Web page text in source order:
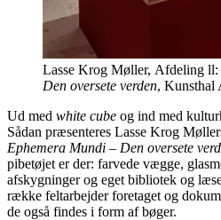
Lasse Krog Møller, Afdeling ll:
Den oversete verden, Kunsthal
Ud med white cube og ind med
Sådan præsenteres Lasse Krog
Ephemera Mundi – Den oversete
pibetøjet er der: farvede vægge,
afskygninger og eget bibliotek og
række feltarbejder foretaget og
de også findes i form af bøger.